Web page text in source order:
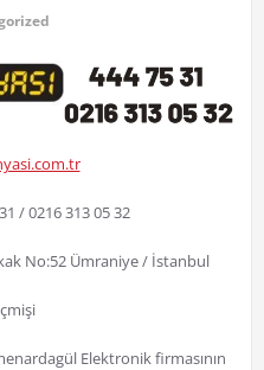
/ 0216 313 05 32
No:52 Ümraniye / İstanbul
Elektronik firmasının